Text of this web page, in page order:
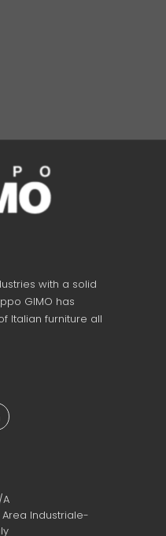
with a solid
GIMO has
Italian furniture all
Industriale-